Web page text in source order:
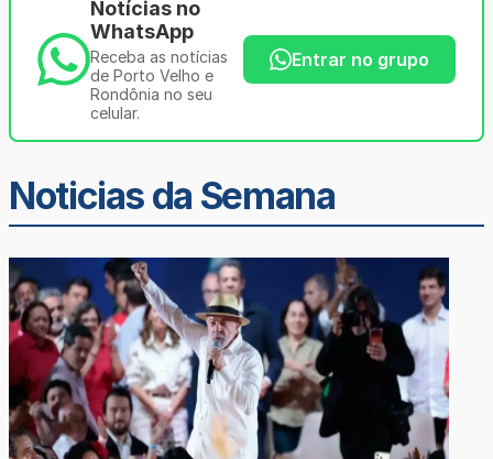
Notícias no
WhatsApp
Receba as notícias
de Porto Velho e
Rondônia no seu
celular.
Entrar no grupo
Noticias da Semana